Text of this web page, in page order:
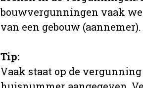
bouwvergunningen vaak
van een gebouw (aannemer).
Tip:
Vaak staat op de